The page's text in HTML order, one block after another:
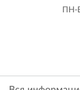
ПН-